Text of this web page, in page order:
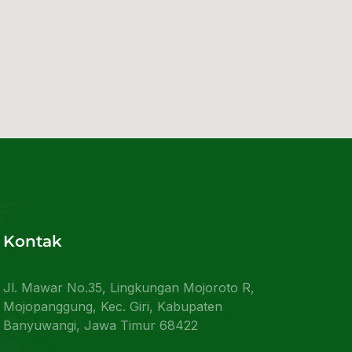
Kontak
Jl. Mawar No.35, Lingkungan Mojoroto R,
Mojopanggung, Kec. Giri, Kabupaten
Banyuwangi, Jawa Timur 68422